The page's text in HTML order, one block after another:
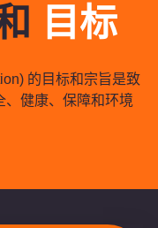
目标
的目标和宗旨是致
、健康、保障和环境